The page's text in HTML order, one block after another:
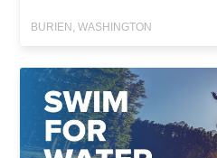
BURIEN, WASHINGTON